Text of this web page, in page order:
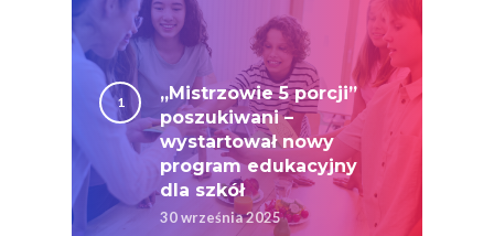
„Mistrzowie 5 porcji”
poszukiwani –
wystartował nowy
program edukacyjny
dla szkół
30 września 2025
Super Moce
Good Move
Związek Zawodowy
Rolników Ojczyzna
Branża
Wydarzenia